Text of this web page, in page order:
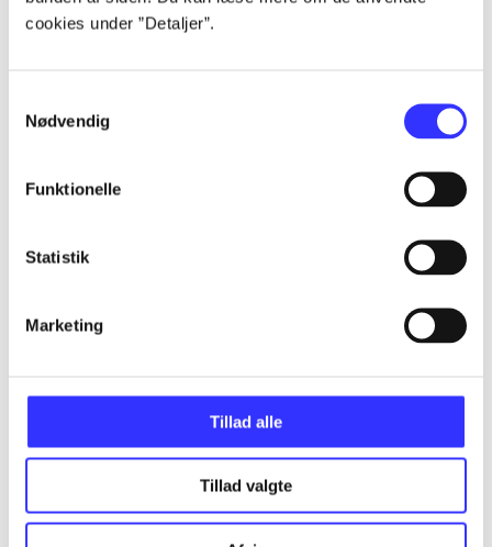
cookies under ”Detaljer”.
Nødvendig
Funktionelle
Statistik
Marketing
Tillad alle
Tillad valgte
...
...
...
...